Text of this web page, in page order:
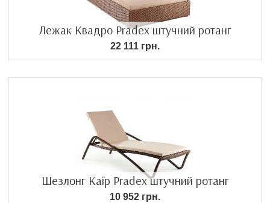
Лежак Квадро Pradex штучний ротанг
22 111 грн.
Шезлонг Каїр Pradex штучний ротанг
10 952 грн.